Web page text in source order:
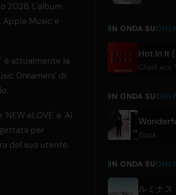
2026. L'album
Music e
è attualmente la
Dreamers' di
eLOVE' e 'Ai
per
del suo utente.
IN ONDA SU
Hot In It
Charli xcx
IN ONDA SU
Black
IN ONDA SU
ルミナ